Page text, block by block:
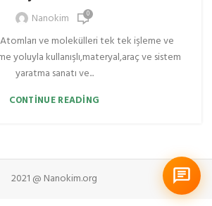
Nanokim 0
ve molekülleri tek tek işleme ve
yoluyla kullanışlı,materyal,araç ve sistem
yaratma sanatı ve...
CONTINUE READING
2021 @ Nanokim.org